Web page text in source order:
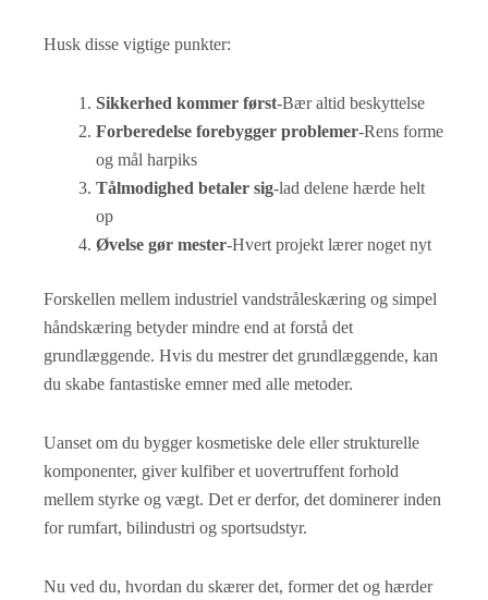
Husk disse vigtige punkter:
Sikkerhed kommer først-Bær altid beskyttelse
Forberedelse forebygger problemer-Rens forme
og mål harpiks
Tålmodighed betaler sig-lad delene hærde helt
op
Øvelse gør mester-Hvert projekt lærer noget nyt
Forskellen mellem industriel vandstråleskæring og simpel
håndskæring betyder mindre end at forstå det
grundlæggende. Hvis du mestrer det grundlæggende, kan
du skabe fantastiske emner med alle metoder.
Uanset om du bygger kosmetiske dele eller strukturelle
komponenter, giver kulfiber et uovertruffent forhold
mellem styrke og vægt. Det er derfor, det dominerer inden
for rumfart, bilindustri og sportsudstyr.
Nu ved du, hvordan du skærer det, former det og hærder